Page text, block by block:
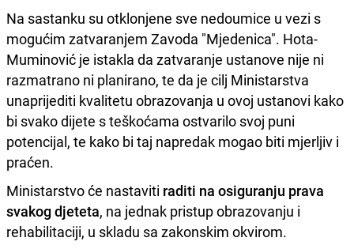
Na sastanku su otklonjene sve nedoumice u vezi s
mogućim zatvaranjem Zavoda "Mjedenica". Hota-
Muminović je istakla da zatvaranje ustanove nije ni
razmatrano ni planirano, te da je cilj Ministarstva
unaprijediti kvalitetu obrazovanja u ovoj ustanovi kako
bi svako dijete s teškoćama ostvarilo svoj puni
potencijal, te kako bi taj napredak mogao biti mjerljiv i
praćen.
Ministarstvo će nastaviti raditi na osiguranju prava
svakog djeteta, na jednak pristup obrazovanju i
rehabilitaciji, u skladu sa zakonskim okvirom.